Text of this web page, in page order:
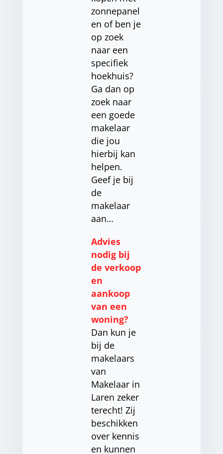
zonnepanel
en of ben je
op zoek
naar een
specifiek
hoekhuis?
Ga dan op
zoek naar
een goede
makelaar
die jou
hierbij kan
helpen.
Geef je bij
de
makelaar
aan…
Advies
nodig bij
de verkoop
en
aankoop
van een
woning?
Dan kun je
bij de
makelaars
van
Makelaar in
Laren zeker
terecht! Zij
beschikken
over kennis
en kunnen